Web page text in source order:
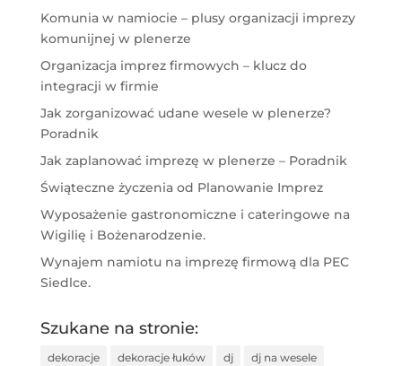
Komunia w namiocie – plusy organizacji imprezy
komunijnej w plenerze
Organizacja imprez firmowych – klucz do
integracji w firmie
Jak zorganizować udane wesele w plenerze?
Poradnik
Jak zaplanować imprezę w plenerze – Poradnik
Świąteczne życzenia od Planowanie Imprez
Wyposażenie gastronomiczne i cateringowe na
Wigilię i Bożenarodzenie.
Wynajem namiotu na imprezę firmową dla PEC
Siedlce.
Szukane na stronie:
dekoracje dekoracje łuków dj dj na wesele